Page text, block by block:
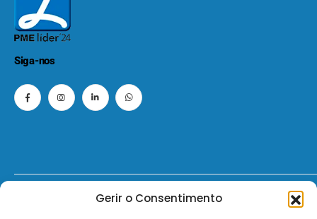
Gerir o Consentimento
Siga-nos
© 2026 - ElectroMatos - Todos os direitos reservados.